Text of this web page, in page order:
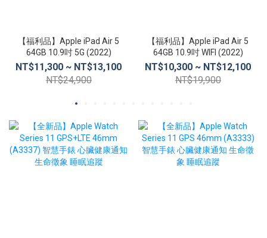
【福利品】Apple iPad Air 5
64GB 10.9吋 5G (2022)
NT$11,300 ~ NT$13,100
NT$24,900
【福利品】Apple iPad Air 5
64GB 10.9吋 WIFI (2022)
NT$10,300 ~ NT$12,100
NT$19,900